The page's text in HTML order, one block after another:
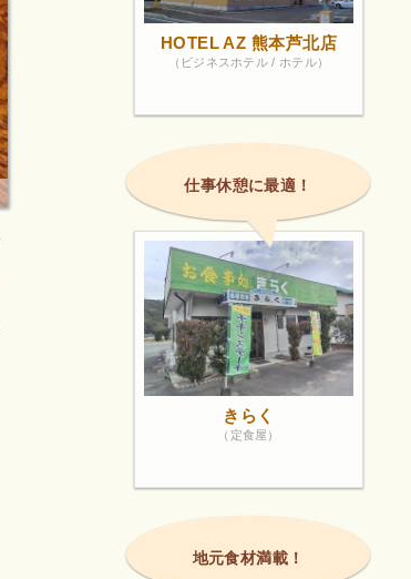
HOTEL AZ 熊本芦北店
（ビジネスホテル / ホテル）
仕事休憩に最適！
きらく
（定食屋）
地元食材満載！